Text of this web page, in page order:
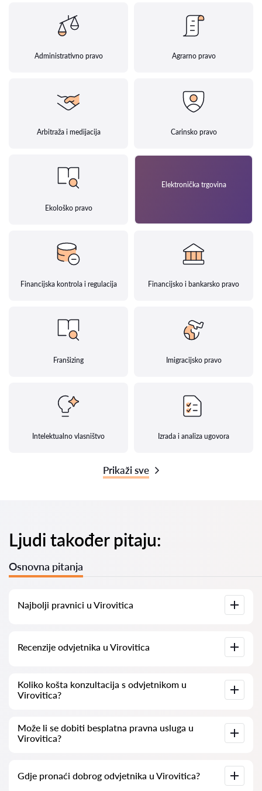
Administrativno pravo Agrarno pravo
Arbitraža i medijacija Carinsko pravo
Ekološko pravo
Elektronička trgovina
Financijska kontrola i regulacija Financijsko i bankarsko pravo
Franšizing Imigracijsko pravo
Intelektualno vlasništvo Izrada i analiza ugovora
Prikaži sve
Ljudi također pitaju:
Osnovna pitanja
Najbolji pravnici u Virovitica
informacijama. Cijene, recenzije, telefonski brojevi i adrese.
Recenzije odvjetnika u Virovitica
odvjetnicima. Ne brišemo negativne recenzije niti postoji
mogućnost njihovog lažnog povećavanja.
Koliko košta konzultacija s odvjetnikom u
Virovitica?
nadalje (cijene mogu varirati ovisno o složenosti pitanja i
obliku odgovora).
Može li se dobiti besplatna pravna usluga u
Virovitica?
pokušajte ga postaviti. Ako je pitanje jednostavno i moguće
brzo odgovoriti, odvjetnici često na takva pitanja odgovaraju
Gdje pronaći dobrog odvjetnika u Virovitica?